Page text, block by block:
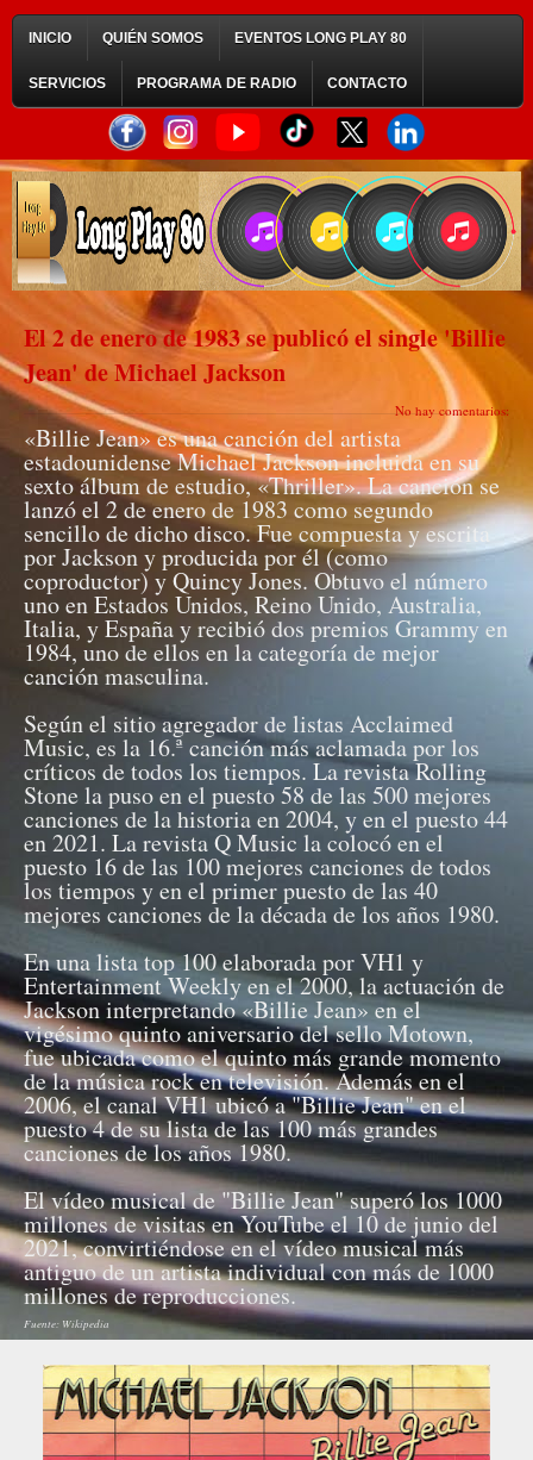
INICIO QUIÉN SOMOS EVENTOS LONG PLAY 80
SERVICIOS PROGRAMA DE RADIO CONTACTO
El 2 de enero de 1983 se publicó el single 'Billie
Jean' de Michael Jackson
No hay comentarios:
«Billie Jean» es una canción del artista
estadounidense Michael Jackson incluida en su
sexto álbum de estudio, «Thriller». La canción se
lanzó el 2 de enero de 1983 como segundo
sencillo de dicho disco. Fue compuesta y escrita
por Jackson y producida por él (como
coproductor) y Quincy Jones. Obtuvo el número
uno en Estados Unidos, Reino Unido, Australia,
Italia, y España y recibió dos premios Grammy en
1984, uno de ellos en la categoría de mejor
canción masculina.
Según el sitio agregador de listas Acclaimed
Music, es la 16.ª canción más aclamada por los
críticos de todos los tiempos. La revista Rolling
Stone la puso en el puesto 58 de las 500 mejores
canciones de la historia en 2004, y en el puesto 44
en 2021. La revista Q Music la colocó en el
puesto 16 de las 100 mejores canciones de todos
los tiempos y en el primer puesto de las 40
mejores canciones de la década de los años 1980.
En una lista top 100 elaborada por VH1 y
Entertainment Weekly en el 2000, la actuación de
Jackson interpretando «Billie Jean» en el
vigésimo quinto aniversario del sello Motown,
fue ubicada como el quinto más grande momento
de la música rock en televisión. Además en el
2006, el canal VH1 ubicó a "Billie Jean" en el
puesto 4 de su lista de las 100 más grandes
canciones de los años 1980.
El vídeo musical de "Billie Jean" superó los 1000
millones de visitas en YouTube el 10 de junio del
2021, convirtiéndose en el vídeo musical más
antiguo de un artista individual con más de 1000
millones de reproducciones.
Fuente: Wikipedia